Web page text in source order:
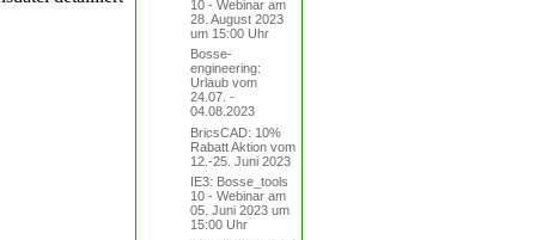
10 - Webinar am
28. August 2023
um 15:00 Uhr
Bosse-
engineering:
Urlaub vom
24.07. -
04.08.2023
BricsCAD: 10%
Rabatt Aktion vom
12.-25. Juni 2023
IE3: Bosse_tools
10 - Webinar am
05. Juni 2023 um
15:00 Uhr